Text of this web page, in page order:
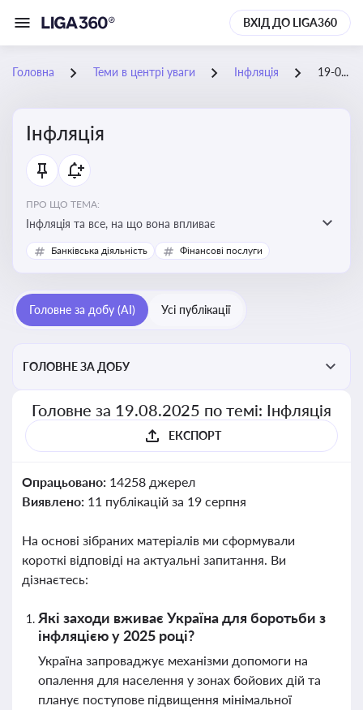
ВХІД ДО LIGA360
Головна Теми в центрі уваги Інфляція 19-08-2025
Інфляція
ПРО ЩО ТЕМА:
Інфляція та все, на що вона впливає
Банківська діяльність Фінансові послуги
Головне за добу (AI) Усі публікації
ГОЛОВНЕ ЗА ДОБУ
Головне за 19.08.2025 по темі: Інфляція
ЕКСПОРТ
Опрацьовано: 14258 джерел
Виявлено: 11 публікацій за 19 серпня
На основі зібраних матеріалів ми сформували
короткі відповіді на актуальні запитання. Ви
дізнаєтесь:
Які заходи вживає Україна для боротьби з
інфляцією у 2025 році?
Україна запроваджує механізми допомоги на
опалення для населення у зонах бойових дій та
планує поступове підвищення мінімальної